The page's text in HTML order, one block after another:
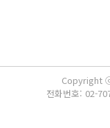
Copyright
전화번호: 02-